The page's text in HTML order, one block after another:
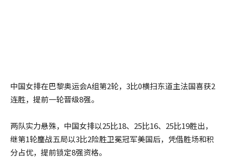
中国女排在巴黎奥运会A组第2轮，3比0横扫东道主法国喜获2
连胜，提前一轮晋级8强。
两队实力悬殊，中国女排以25比18、25比16、25比19胜出，
继第1轮鏖战五局以3比2险胜卫冕冠军美国后，凭借胜场和积
分占优，提前锁定8强资格。